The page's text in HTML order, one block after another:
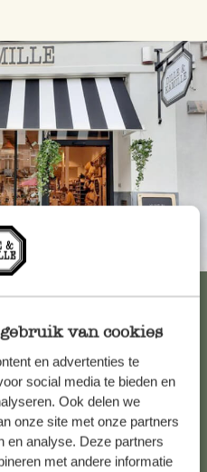
van cookies
en advertenties te
social media te bieden en
Ook delen we
onze site met onze partners
en analyse. Deze partners
met andere informatie
Hilfe
und Hilfe brauchen, wenden
Oder lesen Sie hier
Fragen.